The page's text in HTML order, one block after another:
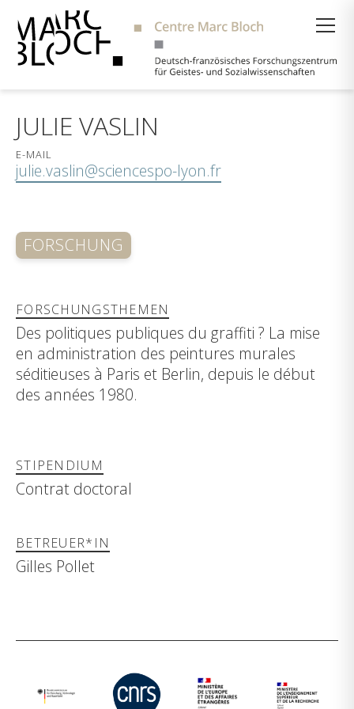
JULIE VASLIN
E-MAIL
julie.vaslin@sciencespo-lyon.fr
FORSCHUNG
FORSCHUNGSTHEMEN
Des politiques publiques du graffiti ? La mise
en administration des peintures murales
séditieuses à Paris et Berlin, depuis le début
des années 1980.
STIPENDIUM
Contrat doctoral
BETREUER*IN
Gilles Pollet